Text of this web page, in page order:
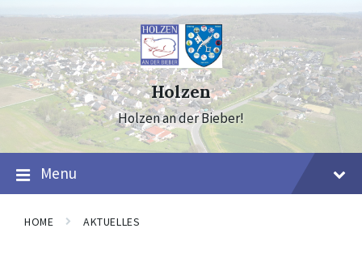
to
content
to
navigation
to
footer
Holzen
Holzen an der Bieber!
Menu
HOME AKTUELLES